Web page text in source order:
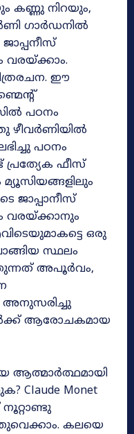
കണ്ണു നിറയും,
ഗാർഡനിൽ
വരയ്‌ക്കാം.
ഈ
പഠനം
ഴീവർണിയിൽ
പഠനം
ഫീസ്
ജാപ്പാനീസ്
വരയ്‌ക്കാനും
ഒരു
സ്ഥലം
അപൂർവം,
അനുസരിച്ചു
ആരോചകമായ
ആത്മാർത്ഥമായി
Claude Monet
നൂറ്റാണ്ടു
കലയെ